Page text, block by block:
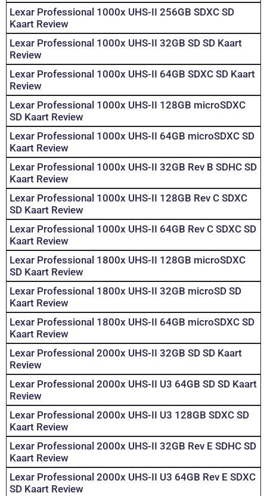
Lexar Professional 1000x UHS-II 256GB SDXC SD
Kaart Review
Lexar Professional 1000x UHS-II 32GB SD SD Kaart
Review
Lexar Professional 1000x UHS-II 64GB SDXC SD Kaart
Review
Lexar Professional 1000x UHS-II 128GB microSDXC
SD Kaart Review
Lexar Professional 1000x UHS-II 64GB microSDXC SD
Kaart Review
Lexar Professional 1000x UHS-II 32GB Rev B SDHC SD
Kaart Review
Lexar Professional 1000x UHS-II 128GB Rev C SDXC
SD Kaart Review
Lexar Professional 1000x UHS-II 64GB Rev C SDXC SD
Kaart Review
Lexar Professional 1800x UHS-II 128GB microSDXC
SD Kaart Review
Lexar Professional 1800x UHS-II 32GB microSD SD
Kaart Review
Lexar Professional 1800x UHS-II 64GB microSDXC SD
Kaart Review
Lexar Professional 2000x UHS-II 32GB SD SD Kaart
Review
Lexar Professional 2000x UHS-II U3 64GB SD SD Kaart
Review
Lexar Professional 2000x UHS-II U3 128GB SDXC SD
Kaart Review
Lexar Professional 2000x UHS-II 32GB Rev E SDHC SD
Kaart Review
Lexar Professional 2000x UHS-II U3 64GB Rev E SDXC
SD Kaart Review